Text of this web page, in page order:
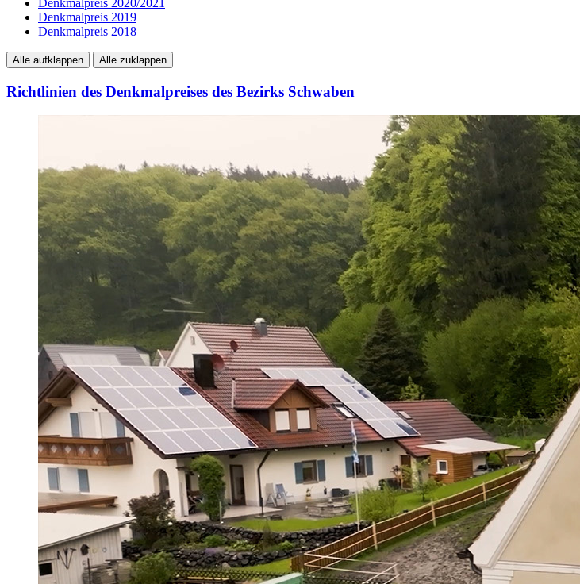
Denkmalpreis 2019
Denkmalpreis 2018
Alle aufklappen Alle zuklappen
Richtlinien des Denkmalpreises des Bezirks Schwaben